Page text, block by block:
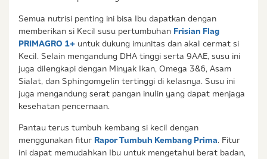
Semua nutrisi penting ini bisa Ibu dapatkan dengan
memberikan si Kecil susu pertumbuhan Frisian Flag
PRIMAGRO 1+ untuk dukung imunitas dan akal cermat si
Kecil. Selain mengandung DHA tinggi serta 9AAE, susu ini
juga dilengkapi dengan Minyak Ikan, Omega 3&6, Asam
Sialat, dan Sphingomyelin tertinggi di kelasnya. Susu ini
juga mengandung serat pangan inulin yang dapat menjaga
kesehatan pencernaan.
Pantau terus tumbuh kembang si kecil dengan
menggunakan fitur Rapor Tumbuh Kembang Prima. Fitur
ini dapat memudahkan Ibu untuk mengetahui berat badan,